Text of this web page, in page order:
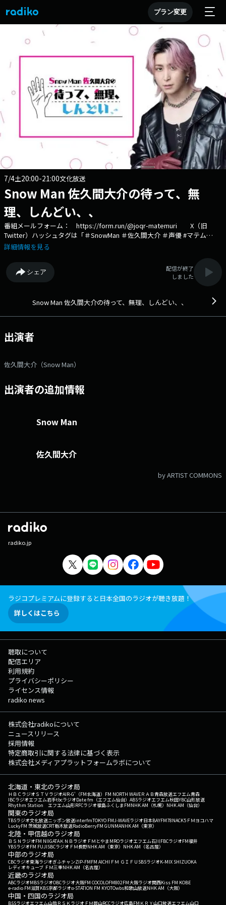
プラン変更
7/4土20:00-21:00文化放送
Snow Man 佐久間大介の待って、無
理、しんどい、、
番組メールフォーム： https://form.run/@joqr-matemuri X（旧
Twitter）ハッシュタグは「＃SnowMan ＃佐久間大介 ＃声優 #マテム
り」 X（旧Twitter）ページは
『佐久間大介』が文化放送A&Gに進出。自分の好きな『アニメ』『ゲー
ム』の話題はもちろん、あらゆるオタクな一面をあますところなくお届け
します。 メールフォームはこちら→https://form.run/@joqr-
文化放送公式X（旧Twitter）ハッシュタグは「#文化放送」 文化放送公
詳細情報を見る
シェア
配信が終了
しました
Snow Man 佐久間大介の待って、無理、しんどい、、
出演者
佐久間大介（Snow Man）
出演者の追加情報
Snow Man
佐久間大介
by ARTIST COMMONS
radiko.jp
ラジコプレミアムに登録すると日本全国のラジオが聴き放題！
詳しくはこちら
聴取について
配信エリア
利用規約
プライバシーポリシー
ライセンス情報
radiko news
株式会社radikoについて
ニュースリリース
採用情報
特定商取引に関する法律に基づく表示
株式会社メディアプラットフォームラボについて
北海道・東北のラジオ局
ＨＢＣラジオＳＴＶラジオAIR-G'（FM北海道） FM NORTH WAVEＲＡＢ青森放送エフエム青森
IBCラジオエフエム岩手tbcラジオDate fm（エフエム仙台） ABSラジオエフエム秋田YBC山形放送
Rhythm Station エフエム山形RFCラジオ福島ふくしまFMNHK AM（札幌） NHK AM（仙台）
関東のラジオ局
TBSラジオ文化放送ニッポン放送interfmTOKYO FMJ-WAVEラジオ日本BAYFM78NACK5 ＦＭヨコハマ
LuckyFM 茨城放送CRT栃木放送RadioBerryFM GUNMANHK AM（東京）
北陸・甲信越のラジオ局
ＢＳＮラジオFM NIIGATAＫＮＢラジオ ＦＭとやまMROラジオエフエム石川FBCラジオFM福井
YBSラジオFM FUJISBCラジオ ＦＭ長野NHK AM（東京） NHK AM（名古屋）
中部のラジオ局
CBCラジオ東海ラジオぎふチャンZIP-FMFM AICHI ＦＭ ＧＩＦＵ SBSラジオK-MIX SHIZUOKA
レディオキューブ ＦＭ三重NHK AM（名古屋）
近畿のラジオ局
ABCラジオMBSラジオOBCラジオ大阪FM COCOLOFM802FM大阪ラジオ関西Kiss FM KOBE
e-radio FM滋賀KBS京都ラジオα-STATION FM KYOTOwbs和歌山放送NHK AM（大阪）
中国・四国のラジオ局
BSSラジオエフエム山陰ＲＳＫラジオ ＦＭ岡山RCCラジオ広島FM ＫＲＹ山口放送エフエム山口